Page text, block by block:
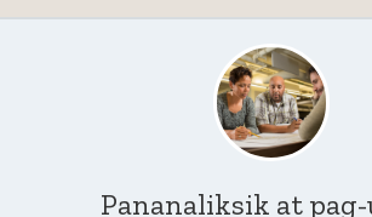
Pananaliksik at